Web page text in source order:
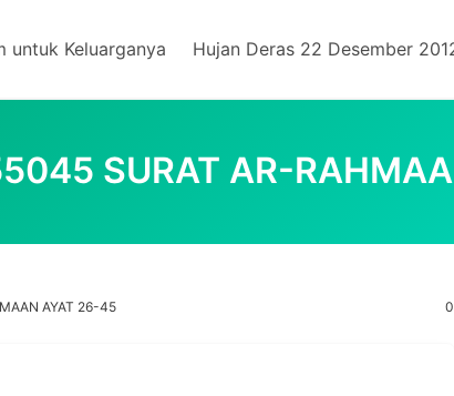
untuk Keluarganya Hujan Deras 22 Desember
SURAT AR-
AYAT 26-45 0